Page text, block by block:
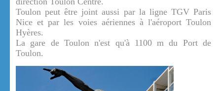
Toulon peut être joint aussi par la ligne TGV Paris
Nice et par les voies aériennes à l'aéroport Toulon
Hyères.
La gare de Toulon n'est qu'à 1100 m du Port de
Toulon.